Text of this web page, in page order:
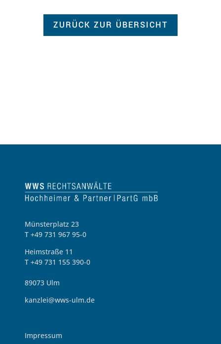
ZURÜCK ZUR ÜBERSICHT
Münsterplatz 23
T +49 731 967 95-0
Heimstraße 11
T +49 731 155 390-0
89073 Ulm
kanzlei@wws-ulm.de
Impressum